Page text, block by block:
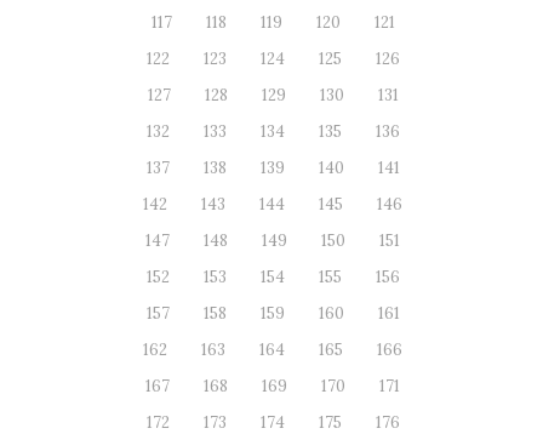
117
118 119 120
121
122
123 124 125
126
127
128 129 130
131
132
133 134 135
136
137
138 139 140
141
142
143 144 145
146
147
148 149 150
151
152
153 154 155
156
157
158 159 160
161
162
163 164 165
166
167
168 169 170
171
172
173 174 175
176